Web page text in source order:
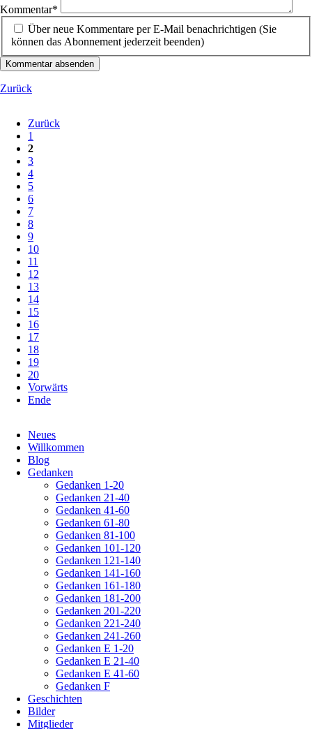
Kommentar*
Über neue Kommentare per E-Mail benachrichtigen (Sie
können das Abonnement jederzeit beenden)
Kommentar absenden
Zurück
Zurück
1
2
3
4
5
6
7
8
9
10
11
12
13
14
15
16
17
18
19
20
Vorwärts
Ende
überspringen
Neues
Willkommen
Blog
Gedanken
Gedanken 1-20
Gedanken 21-40
Gedanken 41-60
Gedanken 61-80
Gedanken 81-100
Gedanken 101-120
Gedanken 121-140
Gedanken 141-160
Gedanken 161-180
Gedanken 181-200
Gedanken 201-220
Gedanken 221-240
Gedanken 241-260
Gedanken E 1-20
Gedanken E 21-40
Gedanken E 41-60
Gedanken F
Geschichten
Bilder
Mitglieder